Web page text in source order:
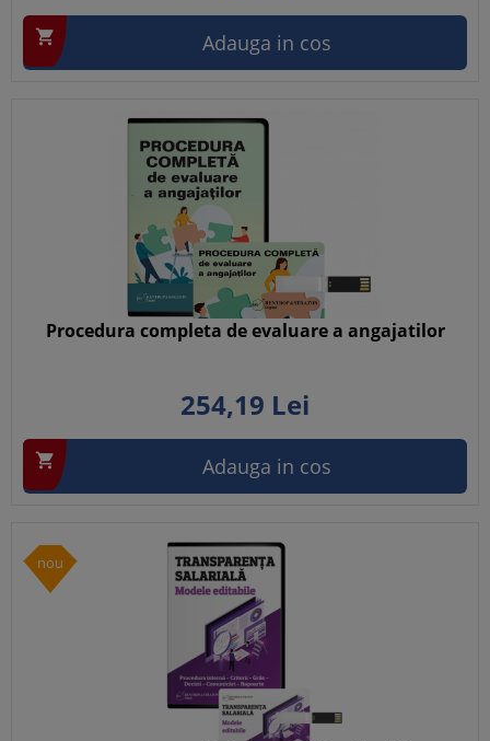
 Adauga in cos
Procedura completa de evaluare a angajatilor
254,19 Lei
 Adauga in cos
nou